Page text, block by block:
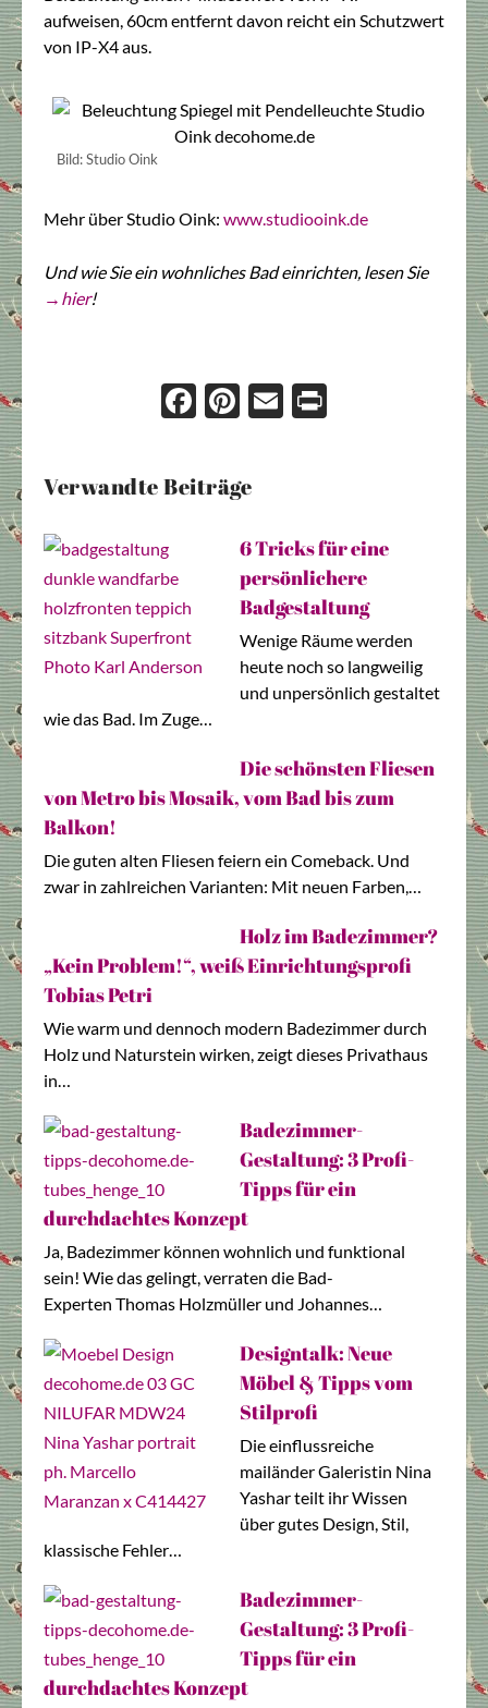
aufweisen, 60cm entfernt davon reicht ein Schutzwert
von IP-X4 aus.
Bild: Studio Oink
Mehr über Studio Oink: www.studiooink.de
Und wie Sie ein wohnliches Bad einrichten, lesen Sie
→hier!
Face
Pint
Ema
Verwandte Beiträge
6 Tricks für eine
persönlichere
Badgestaltung
Wenige Räume werden
heute noch so langweilig
und unpersönlich gestaltet
wie das Bad. Im Zuge…
Die schönsten Fliesen
von Metro bis Mosaik, vom Bad bis zum
Balkon!
Die guten alten Fliesen feiern ein Comeback. Und
zwar in zahlreichen Varianten: Mit neuen Farben,…
Holz im Badezimmer?
„Kein Problem!“, weiß Einrichtungsprofi
Tobias Petri
Wie warm und dennoch modern Badezimmer durch
Holz und Naturstein wirken, zeigt dieses Privathaus
in…
Badezimmer-
Gestaltung: 3 Profi-
Tipps für ein
durchdachtes Konzept
Ja, Badezimmer können wohnlich und funktional
sein! Wie das gelingt, verraten die Bad-
Experten Thomas Holzmüller und Johannes…
Designtalk: Neue
Möbel & Tipps vom
Stilprofi
Die einflussreiche
mailänder Galeristin Nina
Yashar teilt ihr Wissen
über gutes Design, Stil,
klassische Fehler…
Badezimmer-
Gestaltung: 3 Profi-
Tipps für ein
durchdachtes Konzept